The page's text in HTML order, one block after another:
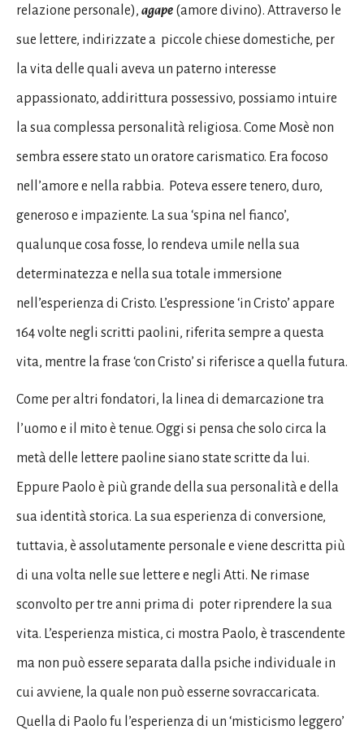
relazione personale), agape (amore divino). Attraverso le
sue lettere, indirizzate a piccole chiese domestiche, per
la vita delle quali aveva un paterno interesse
appassionato, addirittura possessivo, possiamo intuire
la sua complessa personalità religiosa. Come Mosè non
sembra essere stato un oratore carismatico. Era focoso
nell’amore e nella rabbia. Poteva essere tenero, duro,
generoso e impaziente. La sua ‘spina nel fianco’,
qualunque cosa fosse, lo rendeva umile nella sua
determinatezza e nella sua totale immersione
nell’esperienza di Cristo. L’espressione ‘in Cristo’ appare
164 volte negli scritti paolini, riferita sempre a questa
vita, mentre la frase ‘con Cristo’ si riferisce a quella futura.
Come per altri fondatori, la linea di demarcazione tra
l’uomo e il mito è tenue. Oggi si pensa che solo circa la
metà delle lettere paoline siano state scritte da lui.
Eppure Paolo è più grande della sua personalità e della
sua identità storica. La sua esperienza di conversione,
tuttavia, è assolutamente personale e viene descritta più
di una volta nelle sue lettere e negli Atti. Ne rimase
sconvolto per tre anni prima di poter riprendere la sua
vita. L’esperienza mistica, ci mostra Paolo, è trascendente
ma non può essere separata dalla psiche individuale in
cui avviene, la quale non può esserne sovraccaricata.
Quella di Paolo fu l’esperienza di un ‘misticismo leggero’